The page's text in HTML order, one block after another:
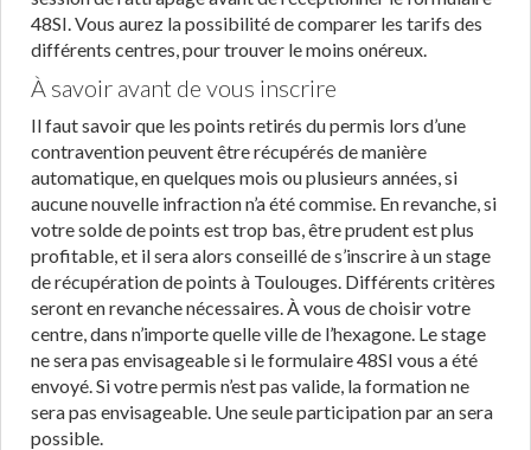
48SI. Vous aurez la possibilité de comparer les tarifs des
différents centres, pour trouver le moins onéreux.
À savoir avant de vous inscrire
Il faut savoir que les points retirés du permis lors d’une
contravention peuvent être récupérés de manière
automatique, en quelques mois ou plusieurs années, si
aucune nouvelle infraction n’a été commise. En revanche, si
votre solde de points est trop bas, être prudent est plus
profitable, et il sera alors conseillé de s’inscrire à un stage
de récupération de points à Toulouges. Différents critères
seront en revanche nécessaires. À vous de choisir votre
centre, dans n’importe quelle ville de l’hexagone. Le stage
ne sera pas envisageable si le formulaire 48SI vous a été
envoyé. Si votre permis n’est pas valide, la formation ne
sera pas envisageable. Une seule participation par an sera
possible.